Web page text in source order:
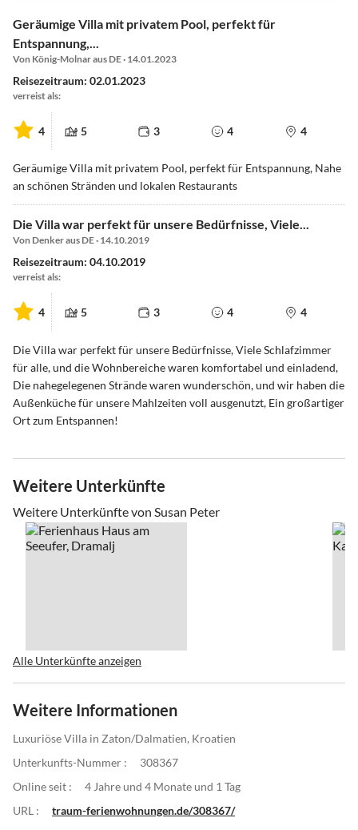
Geräumige Villa mit privatem Pool, perfekt für
Entspannung,...
Von König-Molnar aus DE · 14.01.2023
Reisezeitraum: 02.01.2023
verreist als:
4 5 3 4 4
Geräumige Villa mit privatem Pool, perfekt für Entspannung, Nahe
an schönen Stränden und lokalen Restaurants
Die Villa war perfekt für unsere Bedürfnisse, Viele...
Von Denker aus DE · 14.10.2019
Reisezeitraum: 04.10.2019
verreist als:
4 5 3 4 4
Die Villa war perfekt für unsere Bedürfnisse, Viele Schlafzimmer
für alle, und die Wohnbereiche waren komfortabel und einladend,
Die nahegelegenen Strände waren wunderschön, und wir haben die
Außenküche für unsere Mahlzeiten voll ausgenutzt, Ein großartiger
Ort zum Entspannen!
Weitere Unterkünfte
Weitere Unterkünfte von Susan Peter
Alle Unterkünfte anzeigen
Weitere Informationen
Luxuriöse Villa in Zaton/Dalmatien, Kroatien
Unterkunfts-Nummer :
308367
Online seit :
4 Jahre und 4 Monate und 1 Tag
URL :
traum-ferienwohnungen.de/308367/